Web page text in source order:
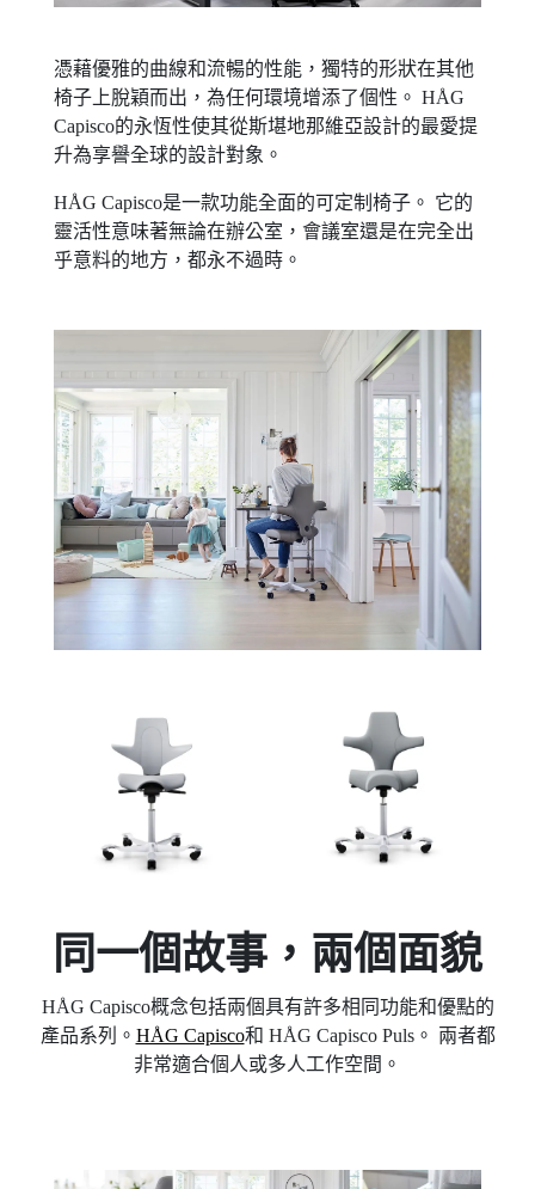
憑藉優雅的曲線和流暢的性能，獨特的形狀在其他
椅子上脫穎而出，為任何環境增添了個性。 HÅG
Capisco的永恆性使其從斯堪地那維亞設計的最愛提
升為享譽全球的設計對象。
HÅG Capisco是一款功能全面的可定制椅子。 它的
靈活性意味著無論在辦公室，會議室還是在完全出
乎意料的地方，都永不過時。
同一個故事，兩個面貌
HÅG Capisco概念包括兩個具有許多相同功能和優點的
產品系列。 HÅG Capisco和 HÅG Capisco Puls。 兩者都
非常適合個人或多人工作空間。